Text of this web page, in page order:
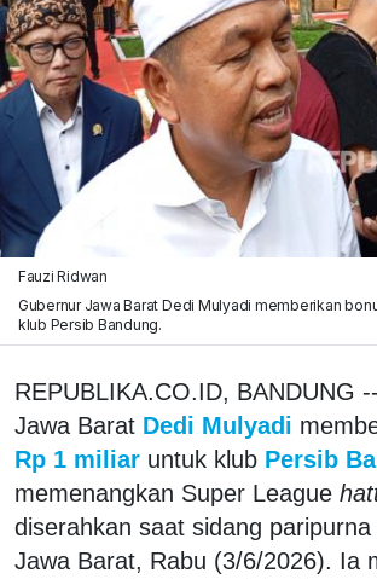
Fauzi Ridwan
Gubernur Jawa Barat Dedi Mulyadi memberikan
klub Persib Bandung.
REPUBLIKA.CO.ID, BANDUNG
Jawa Barat Dedi Mulyadi
Rp 1 miliar untuk klub Persib
memenangkan Super League
diserahkan saat sidang paripurna
Jawa Barat, Rabu (3/6/2026). Ia